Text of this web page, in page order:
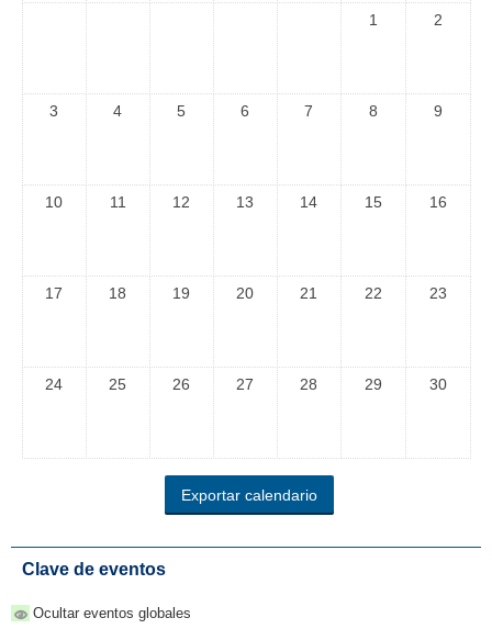
1
2
3 4 5 6 7 8 9
10 11 12 13 14 15 16
17 18 19 20 21 22 23
24 25 26 27 28 29 30
Clave de eventos
Ocultar eventos globales